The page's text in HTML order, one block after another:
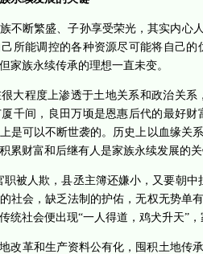
不断繁盛、子孙享受荣光，其实内心
所能调控的各种资源尽可能将自己
家族永续传承的理想一直未变。
大程度上渗透于土地关系和政治关
千间，良田万顷是恩惠后代的最好
是可以不断世袭的。历史上以血缘关
累财富和后继有人是家族永续发展的
职被人欺，县丞主簿还嫌小，又要朝
社会，缺乏法制的护佑，无权无势单
统社会便出现“一人得道，鸡犬升天”
改革和生产资料公有化，囤积土地传